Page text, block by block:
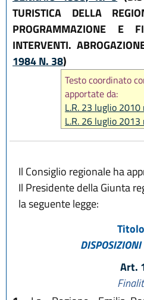
TURISTICA DELLA
PROGRAMMAZIONE E
INTERVENTI.
1984 N. 38)
Testo coordinato
apportate da:
L.R. 23 luglio 2010
L.R. 26 luglio 2013
L.R. 21 ottobre
L.R. 28
Il Consiglio regionale ha
Il Presidente della Giunta
la seguente legge:
DISPOSIZIONI
Art.